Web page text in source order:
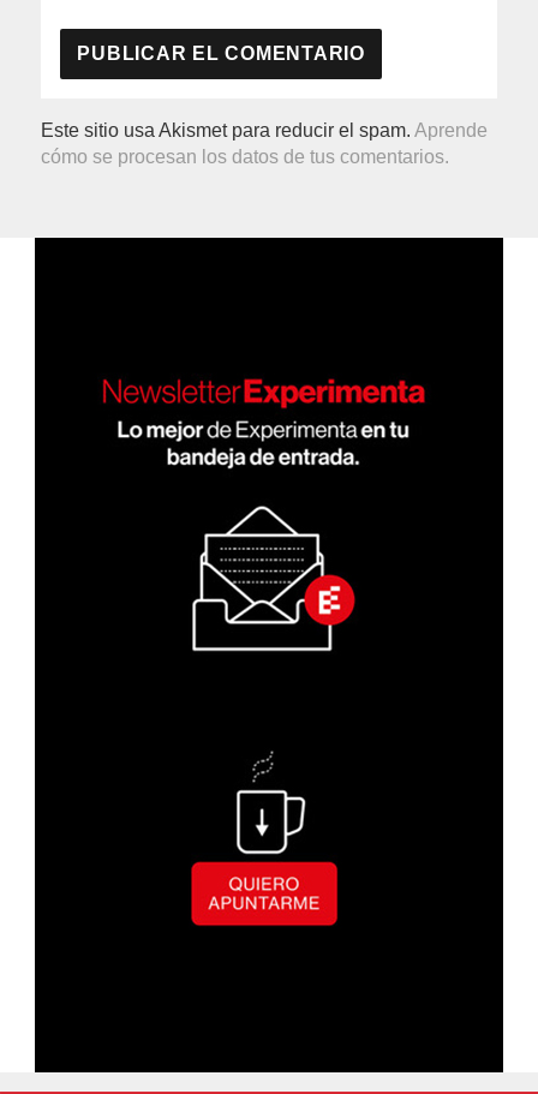
Este sitio usa Akismet para reducir el spam.Aprende
cómo se procesan los datos de tus comentarios.